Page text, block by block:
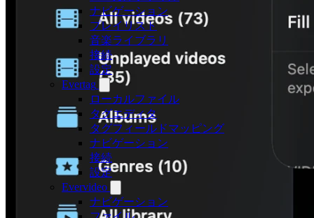
ナビゲーション
プレイリスト
音楽ライブラリ
接続
設定
Evertag
ローカルファイル
タグエディタ
タグフィールドマッピング
ナビゲーション
接続
設定
Evervideo
ナビゲーション